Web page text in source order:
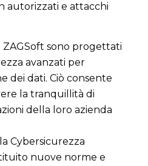
autorizzati e attacchi
ZAGSoft sono progettati
avanzati per
dei dati. Ciò consente
la tranquillità di
della loro azienda
Cybersicurezza
nuove norme e